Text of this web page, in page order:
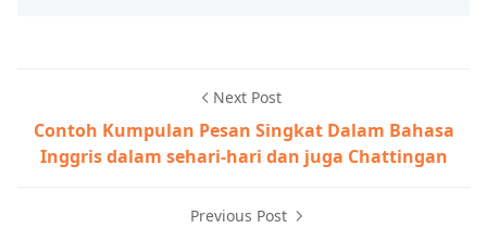
Next Post
Contoh Kumpulan Pesan Singkat Dalam Bahasa
Inggris dalam sehari-hari dan juga Chattingan
Previous Post